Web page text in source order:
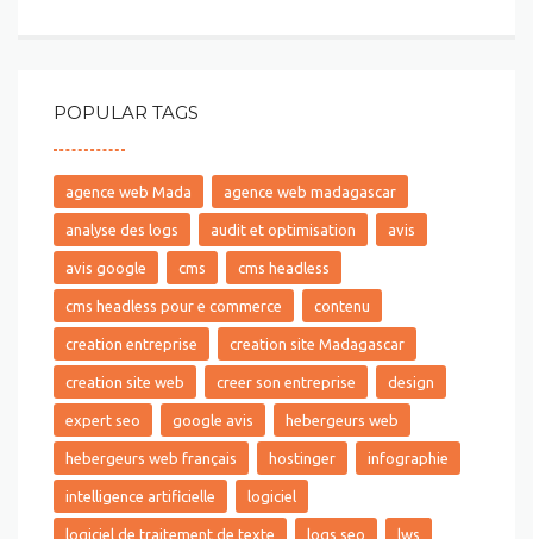
POPULAR TAGS
agence web Mada agence web madagascar
analyse des logs audit et optimisation avis
avis google cms cms headless
cms headless pour e commerce contenu
creation entreprise creation site Madagascar
creation site web creer son entreprise design
expert seo google avis hebergeurs web
hebergeurs web français hostinger infographie
intelligence artificielle logiciel
logiciel de traitement de texte logs seo lws